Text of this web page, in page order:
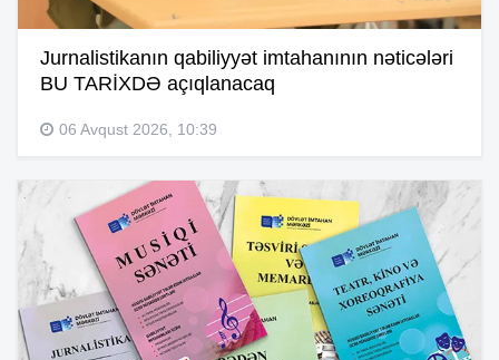
Jurnalistikanın qabiliyyət imtahanının nəticələri
BU TARİXDƏ açıqlanacaq
06 Avqust 2026, 10:39